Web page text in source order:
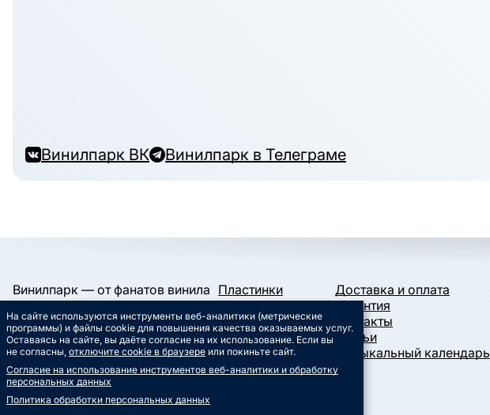
Винилпарк ВК Винилпарк в Телеграме
Винилпарк — от фанатов винила
и для фанатов винила.
Работаем с 2019 года.
info@vinylpark.ru
8 800 301-64-48
Звонок бесплатный
ВК Телеграм
Пластинки
Конверты и пакеты
Слипматы
Сертификаты
Сувениры
Доставка и оплата
Гарантия
Контакты
Статьи
Музыкальный календарь
На сайте используются инструменты веб-аналитики (метрические
программы) и файлы cookie для повышения качества оказываемых услуг.
Оставаясь на сайте, вы даёте согласие на их использование. Если вы
не согласны, отключите cookie в браузере или покиньте сайт.
Согласие на использование инструментов веб-аналитики и обработку
персональных данных
Политика обработки персональных данных